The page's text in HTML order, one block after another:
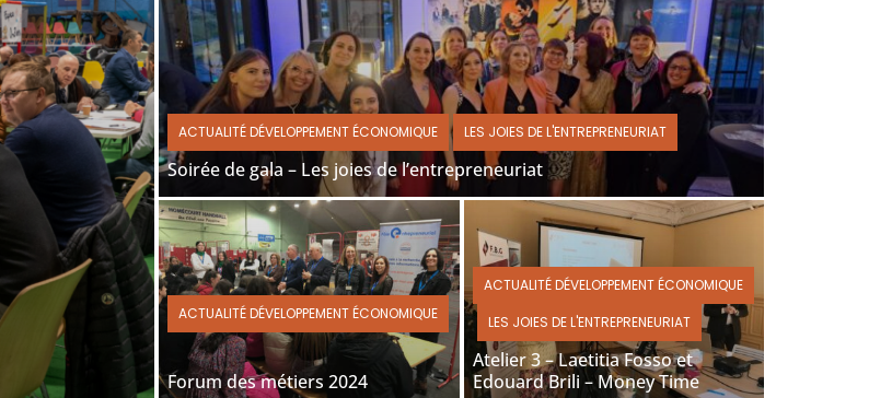
ACTUALITÉ DÉVELOPPEMENT ÉCONOMIQUE LES JOIES DE L'ENTREPRENEURIAT
Soirée de gala – Les joies de l’entrepreneuriat
ACTUALITÉ DÉVELOPPEMENT ÉCONOMIQUE
Forum des métiers 2024
ACTUALITÉ DÉVELOPPEMENT ÉCONOMIQUE
LES JOIES DE L'ENTREPRENEURIAT
Atelier 3 – Laetitia Fosso et
Edouard Brili – Money Time